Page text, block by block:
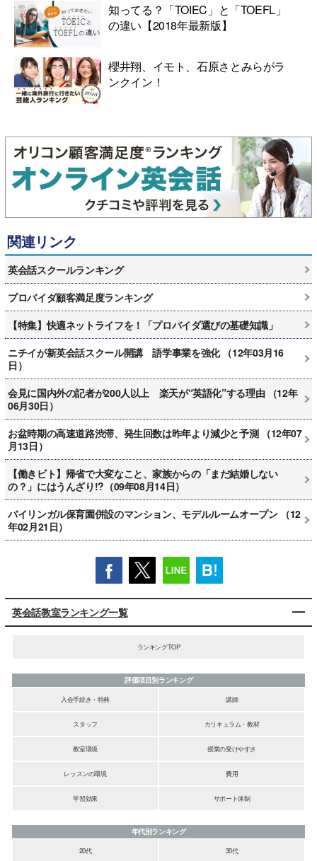
知ってる？「TOIEC」と「TOEFL」
の違い【2018年最新版】
櫻井翔、イモト、石原さとみらがラ
ンクイン！
関連リンク
英会話スクールランキング
プロバイダ顧客満足度ランキング
【特集】快適ネットライフを！「プロバイダ選びの基礎知識」
ニチイが新英会話スクール開講 語学事業を強化 （12年03月16
日）
会見に国内外の記者が200人以上 楽天が“英語化”する理由 （12年
06月30日）
お盆時期の高速道路渋滞、発生回数は昨年より減少と予測 （12年07
月13日）
【働きビト】帰省で大変なこと、家族からの「まだ結婚しない
の？」にはうんざり!?（09年08月14日）
バイリンガル保育園併設のマンション、モデルルームオープン （12
年02月21日）
英会話教室ランキング一覧
ランキングTOP
評価項目別ランキング
入会手続き・特典
講師
スタッフ カリキュラム・教材
教室環境 授業の受けやすさ
レッスンの環境 費用
学習効果 サポート体制
年代別ランキング
20代
30代